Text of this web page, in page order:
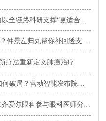
从基础研究到原料创新 谷雨以全链路科研支撑“更适合中国人”理念
熬夜后腰酸乏力、头晕耳鸣？仲景左归丸帮你补回透支的肾阴
疗法重新定义肺癌治疗
4亿慢病患者"出院无人管"如何破局？营动智能发布院外数智化慢病管理白皮书
研思致远，赋能临床|乌鲁木齐爱尔眼科参与眼科医师分会学术交流